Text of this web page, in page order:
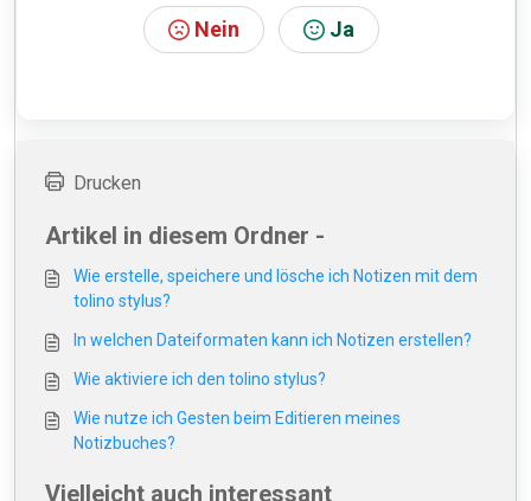
Nein Ja
Drucken
Artikel in diesem Ordner -
Wie erstelle, speichere und lösche ich Notizen mit dem
tolino stylus?
In welchen Dateiformaten kann ich Notizen erstellen?
Wie aktiviere ich den tolino stylus?
Wie nutze ich Gesten beim Editieren meines
Notizbuches?
Vielleicht auch interessant